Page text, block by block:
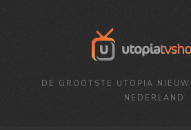
DE GROOTSTE UTOPIA
NEDERLAND